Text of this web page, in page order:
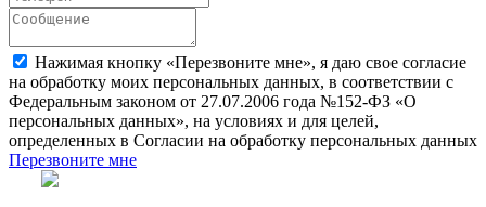
Нажимая кнопку «Перезвоните мне», я даю свое согласие
на обработку моих персональных данных, в соответствии с
Федеральным законом от 27.07.2006 года №152-ФЗ «О
персональных данных», на условиях и для целей,
определенных в Согласии на обработку персональных данных
Перезвоните мне